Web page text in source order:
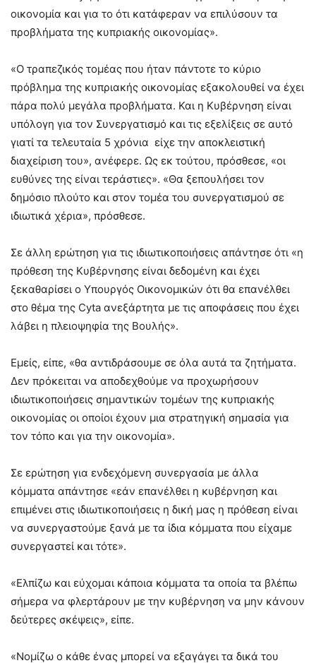
οικονομία και για το ότι κατάφεραν να επιλύσουν τα
προβλήματα της κυπριακής οικονομίας».
«Ο τραπεζικός τομέας που ήταν πάντοτε το κύριο
πρόβλημα της κυπριακής οικονομίας εξακολουθεί να έχει
πάρα πολύ μεγάλα προβλήματα. Και η Κυβέρνηση είναι
υπόλογη για τον Συνεργατισμό και τις εξελίξεις σε αυτό
γιατί τα τελευταία 5 χρόνια είχε την αποκλειστική
διαχείριση του», ανέφερε. Ως εκ τούτου, πρόσθεσε, «οι
ευθύνες της είναι τεράστιες». «Θα ξεπουλήσει τον
δημόσιο πλούτο και στον τομέα του συνεργατισμού σε
ιδιωτικά χέρια», πρόσθεσε.
Σε άλλη ερώτηση για τις ιδιωτικοποιήσεις απάντησε ότι «η
πρόθεση της Κυβέρνησης είναι δεδομένη και έχει
ξεκαθαρίσει ο Υπουργός Οικονομικών ότι θα επανέλθει
στο θέμα της Cyta ανεξάρτητα με τις αποφάσεις που έχει
λάβει η πλειοψηφία της Βουλής».
Εμείς, είπε, «θα αντιδράσουμε σε όλα αυτά τα ζητήματα.
Δεν πρόκειται να αποδεχθούμε να προχωρήσουν
ιδιωτικοποιήσεις σημαντικών τομέων της κυπριακής
οικονομίας οι οποίοι έχουν μια στρατηγική σημασία για
τον τόπο και για την οικονομία».
Σε ερώτηση για ενδεχόμενη συνεργασία με άλλα
κόμματα απάντησε «εάν επανέλθει η κυβέρνηση και
επιμένει στις ιδιωτικοποιήσεις η δική μας η πρόθεση είναι
να συνεργαστούμε ξανά με τα ίδια κόμματα που είχαμε
συνεργαστεί και τότε».
«Ελπίζω και εύχομαι κάποια κόμματα τα οποία τα βλέπω
σήμερα να φλερτάρουν με την κυβέρνηση να μην κάνουν
δεύτερες σκέψεις», είπε.
«Νομίζω ο κάθε ένας μπορεί να εξαγάγει τα δικά του